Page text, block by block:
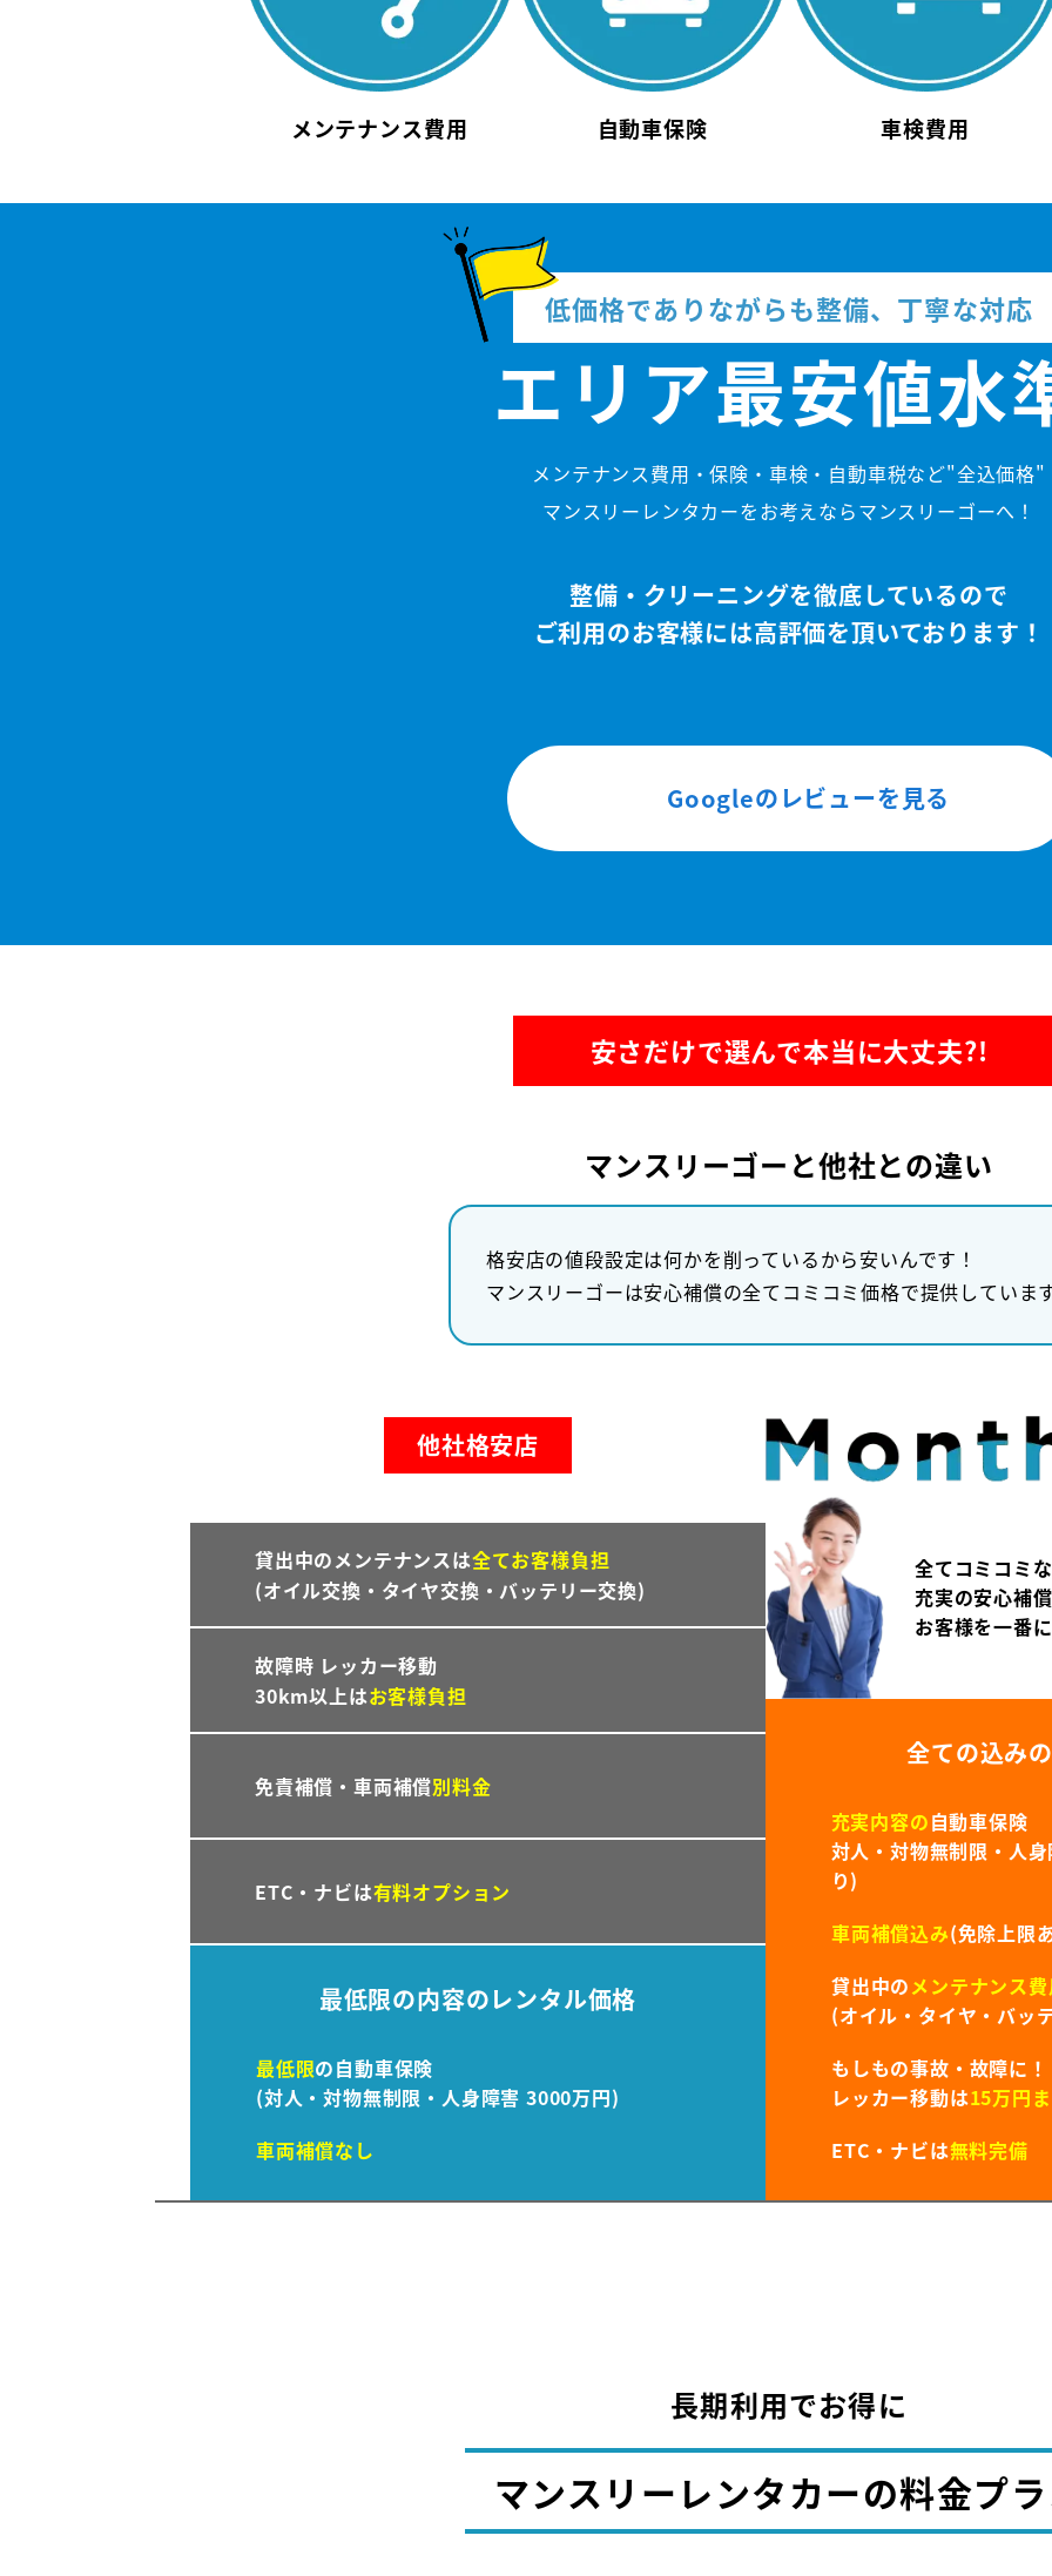
メンテナンス費用 自動車保険 車検費用
低価格でありながらも整備、丁寧な対応
エリア最安値水
メンテナンス費用・保険・車検・自動車税など"全込価格"
マンスリーレンタカーをお考えならマンスリーゴーへ！
整備・クリーニングを徹底しているので
ご利用のお客様には高評価を頂いております！
Googleのレビューを見る
安さだけで選んで本当に大丈夫?!
マンスリーゴーと他社との違い
格安店の値段設定は何かを削っているから安いんです！
マンスリーゴーは安心補償の全てコミコミ価格で提供していま
他社格安店
貸出中のメンテナンスは全てお客様負担
(オイル交換・タイヤ交換・バッテリー交換)
故障時 レッカー移動
30km以上はお客様負担
免責補償・車両補償別料金
ETC・ナビは有料オプション
最低限の内容のレンタル価格
最低限の自動車保険
(対人・対物無制限・人身障害 3000万円)
車両補償なし
全てコミコミ
充実の安心補
お客様を一番
全ての込み
充実内容の自動車保険
対人・対物無制限・人
り)
車両補償込み(免除上限
貸出中のメンテナンス
(オイル・タイヤ・バッ
もしもの事故・故障に！
レッカー移動は15万円
ETC・ナビは無料完備
長期利用でお得に
マンスリーレンタカーの料金プ